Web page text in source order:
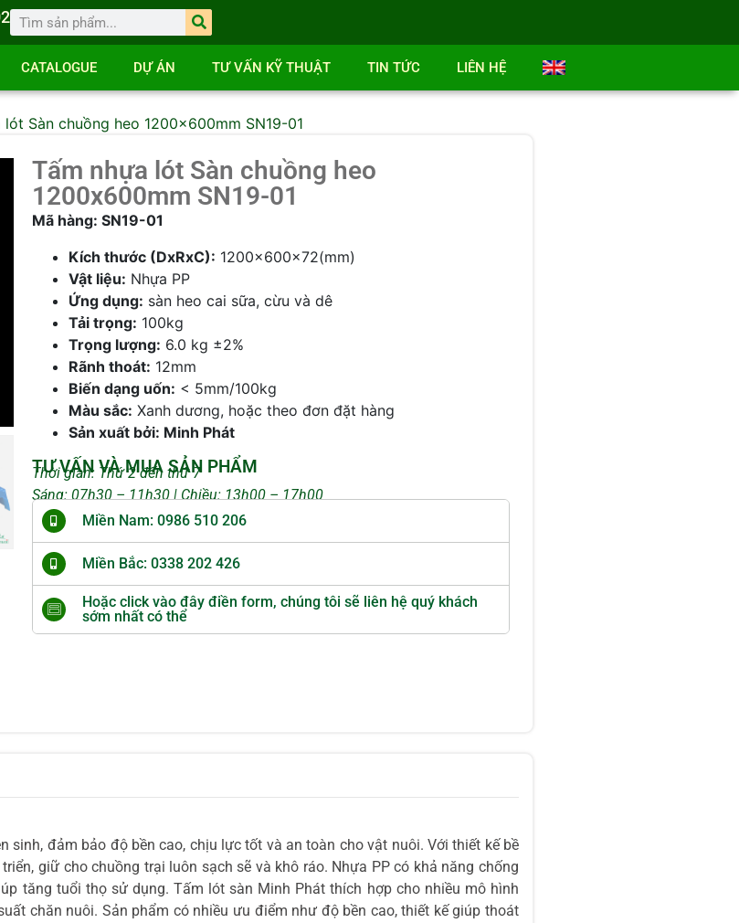
CATALOGUE DỰ ÁN TƯ VẤN KỸ THUẬT TIN TỨC LIÊN HỆ
lót Sàn chuồng heo 1200x600mm SN19-01
Tấm nhựa lót Sàn chuồng heo
1200x600mm SN19-01
Mã hàng: SN19-01
Kích thước (DxRxC): 1200x600x72(mm)
Vật liệu: Nhựa PP
Ứng dụng: sàn heo cai sữa, cừu và dê
Tải trọng: 100kg
Trọng lượng: 6.0 kg ±2%
Rãnh thoát: 12mm
Biến dạng uốn: < 5mm/100kg
Màu sắc: Xanh dương, hoặc theo đơn đặt hàng
Sản xuất bởi: Minh Phát
TƯ VẤN VÀ MUA SẢN PHẨM
Thời gian: Thứ 2 đến thứ 7
Sáng: 07h30 – 11h30 | Chiều: 13h00 – 17h00
Miền Nam: 0986 510 206
Miền Bắc: 0338 202 426
Hoặc click vào đây điền form, chúng tôi sẽ liên hệ quý khách
sớm nhất có thể
đảm bảo độ bền cao, chịu lực tốt và an toàn cho vật nuôi. Với thiết kế bề
giữ cho chuồng trại luôn sạch sẽ và khô ráo. Nhựa PP có khả năng chống
tăng tuổi thọ sử dụng. Tấm lót sàn Minh Phát thích hợp cho nhiều mô hình
chăn nuôi. Sản phẩm có nhiều ưu điểm như độ bền cao, thiết kế giúp thoát